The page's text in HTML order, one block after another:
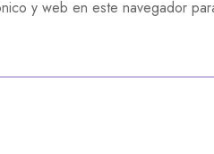
y web en este navegador